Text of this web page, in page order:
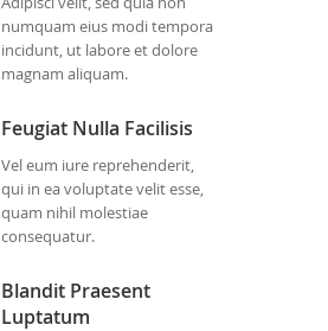
numquam eius modi tempora
incidunt, ut labore et dolore
magnam aliquam.
Feugiat Nulla Facilisis
Vel eum iure reprehenderit,
qui in ea voluptate velit esse,
quam nihil molestiae
consequatur.
Blandit Praesent
Luptatum